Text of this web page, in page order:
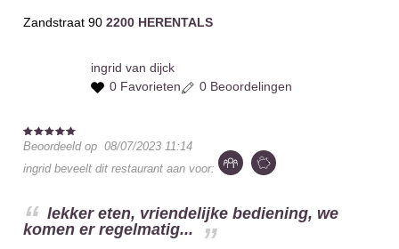
Zandstraat 902200 HERENTALS
ingrid van dijck
0 Favorieten
0 Beoordelingen
Beoordeeld op08/07/2023 11:14
ingridbeveelt dit restaurant aan voor:
lekker eten, vriendelijke bediening, we
komen er regelmatig...